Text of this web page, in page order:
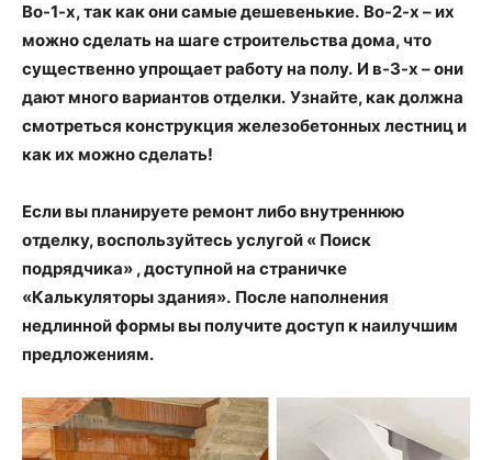
Во-1-х, так как они самые дешевенькие. Во-2-х – их
можно сделать на шаге строительства дома, что
существенно упрощает работу на полу. И в-3-х – они
дают много вариантов отделки. Узнайте, как должна
смотреться конструкция железобетонных лестниц и
как их можно сделать!
Если вы планируете ремонт либо внутреннюю
отделку, воспользуйтесь услугой « Поиск
подрядчика» , доступной на страничке
«Калькуляторы здания». После наполнения
недлинной формы вы получите доступ к наилучшим
предложениям.